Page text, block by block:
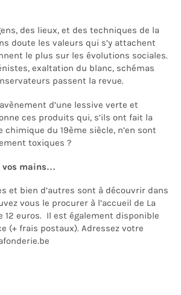
des lieux, et des techniques de la
doute les valeurs qui s’y attachent
le plus sur les évolutions sociales.
exaltation du blanc, schémas
passent la revue.
d’une lessive verte et
ces produits qui, s’ils ont fait la
chimique du 19ème siècle, n’en sont
toxiques ?
vos mains…
et bien d’autres sont à découvrir dans
vous le procurer à l’accueil de La
12 euros. Il est également disponible
(+ frais postaux). Adressez votre